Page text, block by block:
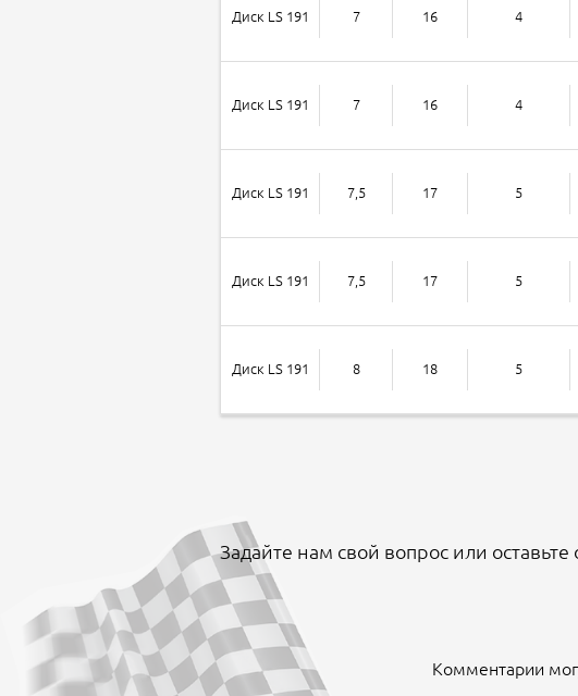
Диск LS 191 7 16 4
Диск LS 191 7 16 4
Диск LS 191 7,5 17 5
Диск LS 191 7,5 17 5
Диск LS 191 8 18 5
Задайте нам свой вопрос или оставьте
Комментарии